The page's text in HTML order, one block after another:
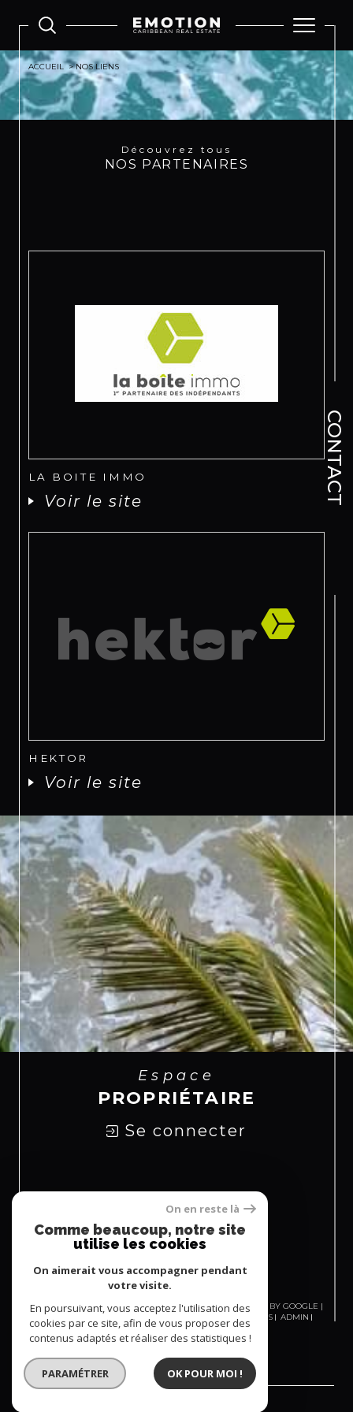
CONTACT
ACCUEIL NOS LIENS
Découvrez tous
NOS PARTENAIRES
LA BOITE IMMO
Voir le site
HEKTOR
Voir le site
Espace
PROPRIÉTAIRE
Se connecter
Nous
ADHÉRONS
© 2026 | TOUS DROITS RÉSERVÉS | TRADUCTION POWERED BY GOOGLE |
NOS HONORAIRES
PLAN DU SITE MENTIONS LÉGALES
ADMIN
NOS LIENS
POLITIQUE RGPD COOKIES
On en reste là
Comme beaucoup, notre site
utilise les cookies
On aimerait vous accompagner pendant
votre visite.
En poursuivant, vous acceptez l'utilisation des
cookies par ce site, afin de vous proposer des
contenus adaptés et réaliser des statistiques !
PARAMÉTRER OK POUR MOI !